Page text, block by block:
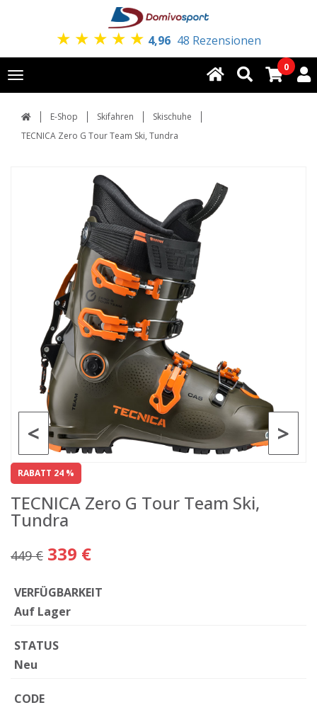
★ ★ ★ ★ ★ 4,96 48 Rezensionen
Toggle
navigation
0
E-Shop Skifahren
Skischuhe
TECNICA Zero G Tour Team Ski, Tundra
>
<
RABATT 24 %
TECNICA Zero G Tour Team Ski,
Tundra
449 € 339 €
VERFÜGBARKEIT
Auf Lager
STATUS
Neu
CODE